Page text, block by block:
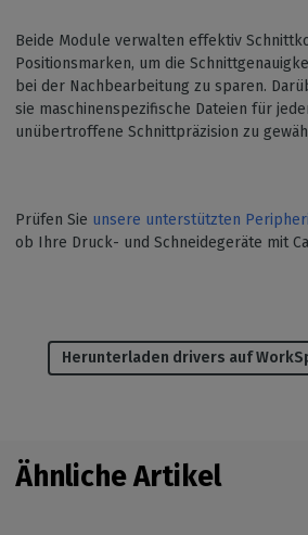
Beide Module verwalten effektiv
Positionsmarken, um die
bei der Nachbearbeitung zu sparen.
sie maschinenspezifische Dateien für
unübertroffene Schnittpräzision zu
Prüfen Sie unsere unterstützten
ob Ihre Druck- und Schneidegeräte mit
Herunterladen drivers auf
Ähnliche Artikel